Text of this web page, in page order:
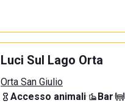
Luci Sul Lago Orta
Orta San Giulio
Accesso animali· Bar·